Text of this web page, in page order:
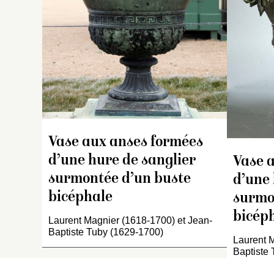
Vase aux anses formées
d’une hure de sanglier
surmontée d’un buste
bicéphale
Laurent Magnier (1618-1700) et Jean-
Baptiste Tuby (1629-1700)
Vase
Laurent
Baptiste